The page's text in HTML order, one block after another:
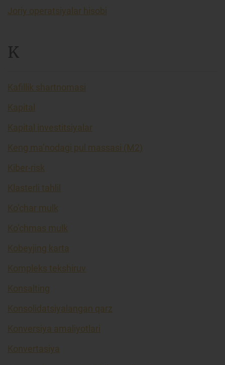
Joriy operatsiyalar hisobi
K
Kafillik shartnomasi
Kapital
Kapital investitsiyalar
Keng ma’nodagi pul massasi (M2)
Kiber-risk
Klasterli tahlil
Ko’char mulk
Ko’chmas mulk
Kobeyjing karta
Kompleks tekshiruv
Konsalting
Konsolidatsiyalangan qarz
Konversiya amaliyotlari
Konvertasiya